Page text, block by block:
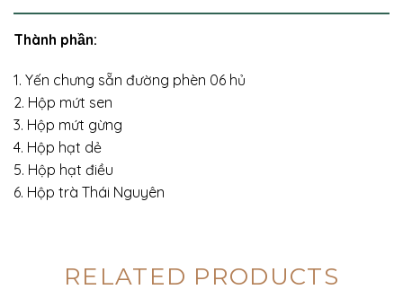
Thành phần:
1. Yến chưng sẵn đường phèn 06 hủ
2. Hộp mứt sen
3. Hộp mứt gừng
4. Hộp hạt dẻ
5. Hộp hạt điều
6. Hộp trà Thái Nguyên
RELATED PRODUCTS